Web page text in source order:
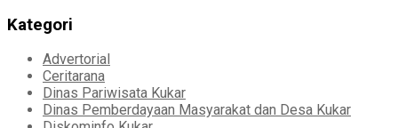
Kategori
Advertorial
Ceritarana
Dinas Pariwisata Kukar
Dinas Pemberdayaan Masyarakat dan Desa Kukar